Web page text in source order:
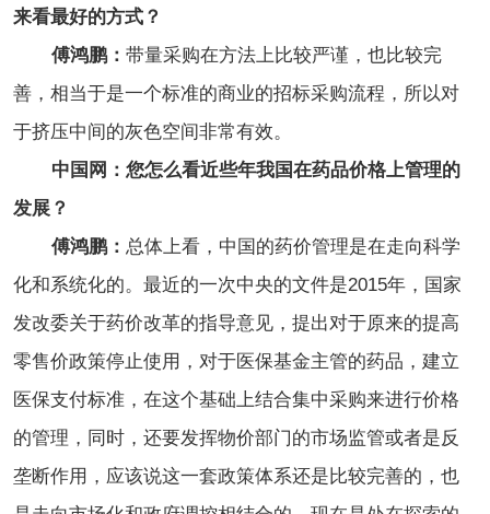
来看最好的方式？
傅鸿鹏： 带量采购在方法上比较严谨，也比较完
善，相当于是一个标准的商业的招标采购流程，所以对
于挤压中间的灰色空间非常有效。
中国网：您怎么看近些年我国在药品价格上管理的
发展？
傅鸿鹏： 总体上看，中国的药价管理是在走向科学
化和系统化的。最近的一次中央的文件是2015年，国家
发改委关于药价改革的指导意见，提出对于原来的提高
零售价政策停止使用，对于医保基金主管的药品，建立
医保支付标准，在这个基础上结合集中采购来进行价格
的管理，同时，还要发挥物价部门的市场监管或者是反
垄断作用，应该说这一套政策体系还是比较完善的，也